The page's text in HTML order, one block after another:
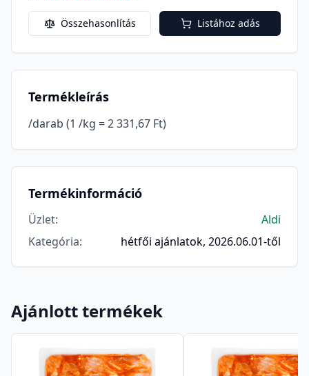
Összehasonlítás Listához adás
Termékleírás
/darab (1 /kg = 2 331,67 Ft)
Termékinformáció
Üzlet:
Aldi
Kategória: hétfői ajánlatok, 2026.06.01-től
Ajánlott termékek